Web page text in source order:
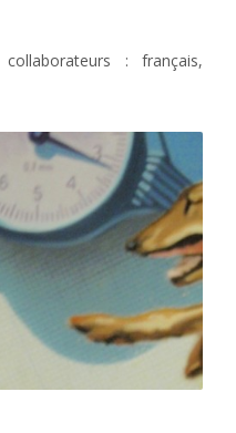
: français,